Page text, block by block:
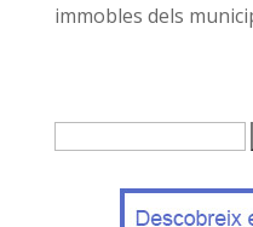
immobles dels